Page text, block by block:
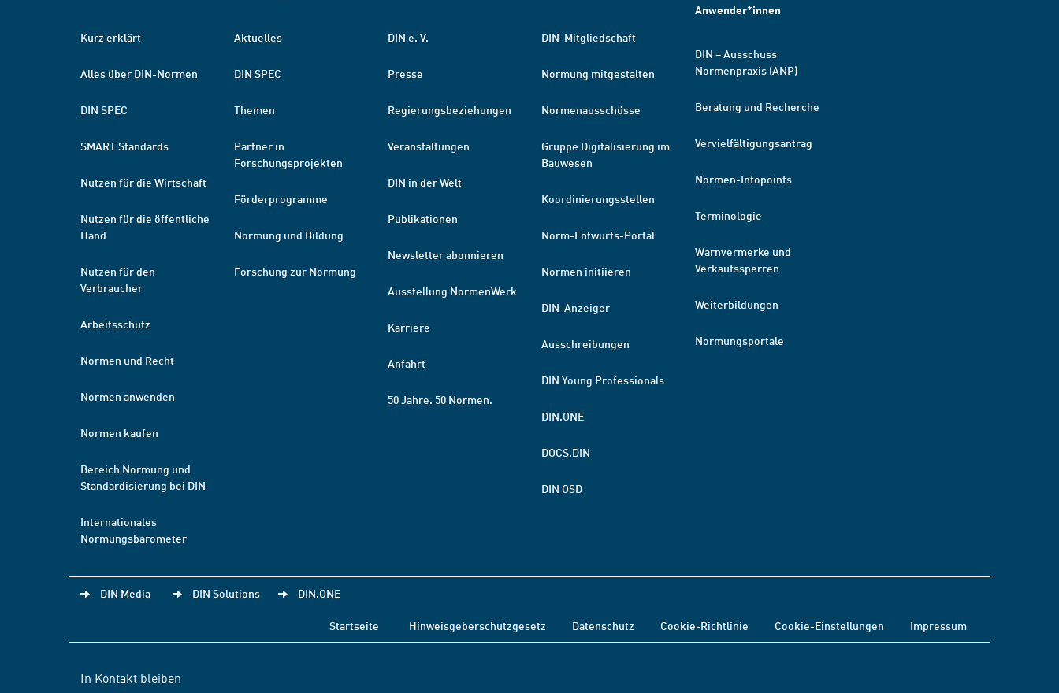
Kurz erklärt
Alles über DIN-Normen
DIN SPEC
SMART Standards
Nutzen für die Wirtschaft
Nutzen für die öffentliche
Hand
Nutzen für den
Verbraucher
Arbeitsschutz
Normen und Recht
Normen anwenden
Normen kaufen
Bereich Normung und
Standardisierung bei DIN
Internationales
Normungsbarometer
Aktuelles
DIN SPEC
Themen
Partner in
Forschungsprojekten
Förderprogramme
Normung und Bildung
Forschung zur Normung
DIN e. V.
Presse
Regierungsbeziehungen
Veranstaltungen
DIN in der Welt
Publikationen
Newsletter abonnieren
Ausstellung NormenWerk
Karriere
Anfahrt
50 Jahre. 50 Normen.
DIN-Mitgliedschaft
Normung mitgestalten
Normenausschüsse
Gruppe Digitalisierung im
Bauwesen
Koordinierungsstellen
Norm-Entwurfs-Portal
Normen initiieren
DIN-Anzeiger
Ausschreibungen
DIN Young Professionals
DIN.ONE
DOCS.DIN
DIN OSD
Anwender*innen
DIN – Ausschuss
Normenpraxis (ANP)
Beratung und Recherche
Vervielfältigungsantrag
Normen-Infopoints
Terminologie
Warnvermerke und
Verkaufssperren
Weiterbildungen
Normungsportale
DIN Media DIN Solutions DIN.ONE
Startseite Hinweisgeberschutzgesetz Datenschutz Cookie-Richtlinie Cookie-Einstellungen Impressum
In Kontakt bleiben